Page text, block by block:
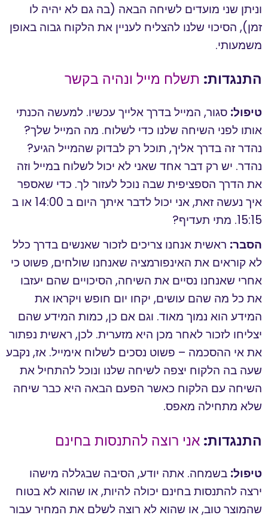
וניתן שני מועדים לשיחה הבאה (בה גם לא יהיה לו
זמן), הסיכוי שלנו להצליח לעניין את הלקוח גבוה באופן
משמעותי.
התנגדות: תשלח מייל ונהיה בקשר
טיפול: סגור, המייל בדרך אלייך עכשיו. למעשה הכנתי
אותו לפני השיחה שלנו כדי לשלוח. מה המייל שלך?
נהדר זה בדרך אליך, תוכל רק לבדוק שהמייל הגיע?
נהדר. יש רק דבר אחד שאני לא יכול לשלוח במייל וזה
את הדרך הספציפית שבה נוכל לעזור לך. כדי שאספר
איך נעשה זאת, אני יכול לדבר איתך היום ב 14:00 או ב
15:15. מתי תעדיף?
הסבר: ראשית אנחנו צריכים לזכור שאנשים בדרך כלל
לא קוראים את האינפורמציה שאנחנו שולחים, פשוט כי
אחרי שאנחנו נסיים את השיחה, הסיכויים שהם יעזבו
את כל מה שהם עושים, יקחו יום חופש ויקראו את
המידע הוא נמוך מאוד. וגם אם כן, כמות המידע שהם
יצליחו לזכור לאחר מכן היא מזערית. לכן, ראשית נפתור
את אי ההסכמה – פשוט נסכים לשלוח אימייל. אז, נקבע
שעה בה הלקוח יצפה לשיחה שלנו ונוכל להתחיל את
השיחה עם הלקוח כאשר הפעם הבאה היא כבר שיחה
שלא מתחילה מאפס.
התנגדות: אני רוצה להתנסות בחינם
טיפול: בשמחה. אתה יודע, הסיבה שבגללה מישהו
ירצה להתנסות בחינם יכולה להיות, או שהוא לא בטוח
שהמוצר טוב, או שהוא לא רוצה לשלם את המחיר עבור